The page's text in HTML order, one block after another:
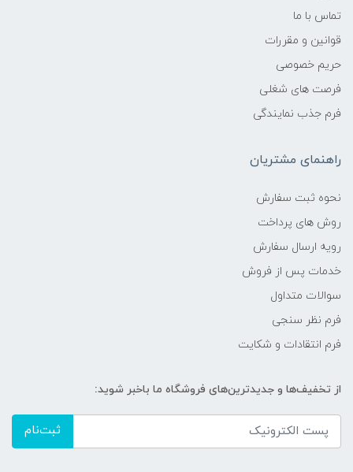
تماس با ما
قوانین و مقررات
حریم خصوصی
فرصت های شغلی
فرم جذب نمایندگی
راهنمای مشتریان
نحوه ثبت سفارش
روش های پرداخت
رویه ارسال سفارش
خدمات پس از فروش
سوالات متداول
فرم نظر سنجی
فرم انتقادات و شکایت
از تخفیف‌ها و جدیدترین‌های فروشگاه ما باخبر شوید:
ثبت‌نام